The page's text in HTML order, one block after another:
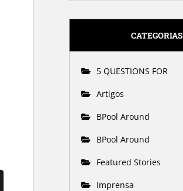
CATEGORIAS
5 QUESTIONS FOR
Artigos
BPool Around
BPool Around
Featured Stories
Imprensa